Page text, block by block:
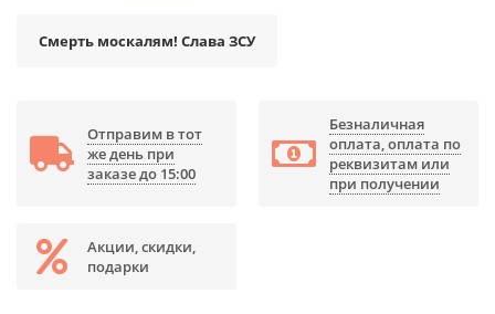
Смерть москалям! Слава ЗСУ
Отправим в тот
же день при
заказе до 15:00
Безналичная
оплата, оплата по
реквизитам или
при получении
Акции, скидки,
подарки